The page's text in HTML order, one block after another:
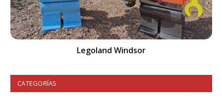
Legoland Windsor
CATEGORÍAS